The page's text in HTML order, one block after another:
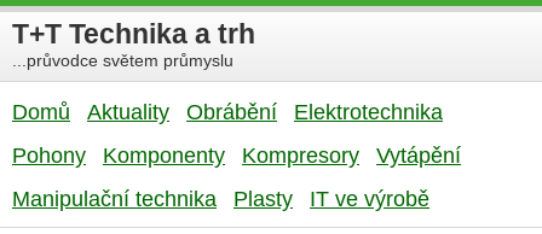
T+T Technika a trh
...průvodce světem průmyslu
Domů Aktuality Obrábění
Elektrotechnika
Pohony
Komponenty Kompresory
Vytápění
Manipulační technika
Plasty IT ve výrobě